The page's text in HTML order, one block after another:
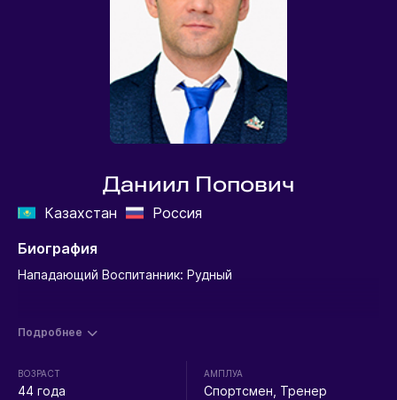
Даниил Попович
Казахстан
Россия
Биография
Нападающий Воспитанник: Рудный
Подробнее
ВОЗРАСТ
44 года
АМПЛУА
Спортсмен, Тренер